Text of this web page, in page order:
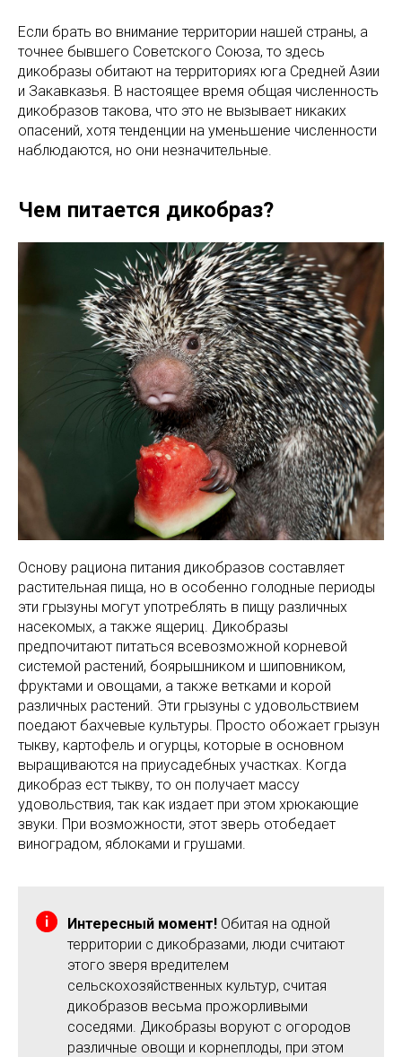
Если брать во внимание территории нашей страны, а
точнее бывшего Советского Союза, то здесь
дикобразы обитают на территориях юга Средней Азии
и Закавказья. В настоящее время общая численность
дикобразов такова, что это не вызывает никаких
опасений, хотя тенденции на уменьшение численности
наблюдаются, но они незначительные.
Чем питается дикобраз?
Основу рациона питания дикобразов составляет
растительная пища, но в особенно голодные периоды
эти грызуны могут употреблять в пищу различных
насекомых, а также ящериц. Дикобразы
предпочитают питаться всевозможной корневой
системой растений, боярышником и шиповником,
фруктами и овощами, а также ветками и корой
различных растений. Эти грызуны с удовольствием
поедают бахчевые культуры. Просто обожает грызун
тыкву, картофель и огурцы, которые в основном
выращиваются на приусадебных участках. Когда
дикобраз ест тыкву, то он получает массу
удовольствия, так как издает при этом хрюкающие
звуки. При возможности, этот зверь отобедает
виноградом, яблоками и грушами.
Интересный момент! Обитая на одной
территории с дикобразами, люди считают
этого зверя вредителем
сельскохозяйственных культур, считая
дикобразов весьма прожорливыми
соседями. Дикобразы воруют с огородов
различные овощи и корнеплоды, при этом